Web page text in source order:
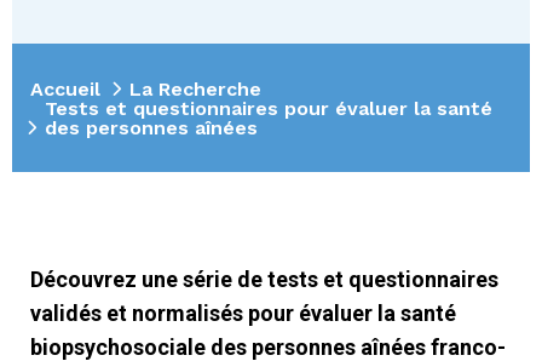
Accueil
La Recherche
Tests et questionnaires pour évaluer la santé
des personnes aînées
Découvrez une série de tests et questionnaires
validés et normalisés pour évaluer la santé
biopsychosociale des personnes aînées franco-